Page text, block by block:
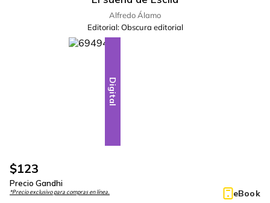
Alfredo Álamo
Editorial: Obscura editorial
Digital
$123
Precio Gandhi
*Precio exclusivo para compras en línea. eBook